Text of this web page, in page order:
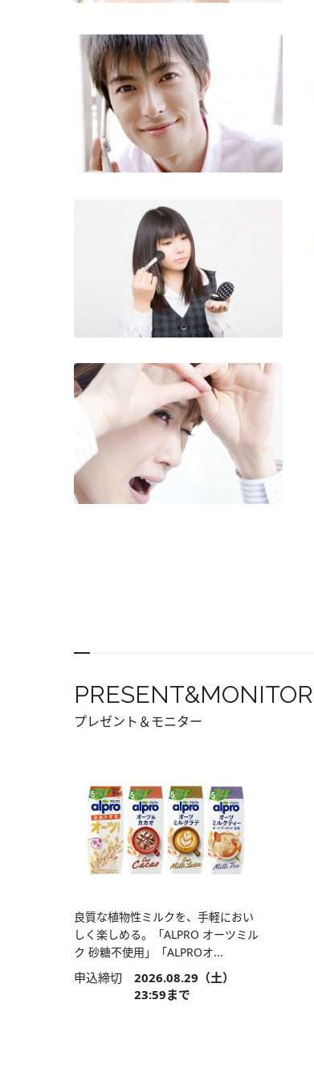
PRESENT&MONITOR
プレゼント＆モニター
良質な植物性ミルクを、手軽におい
しく楽しめる。「ALPRO オーツミル
ク 砂糖不使用」「ALPROオ...
申込締切 2026.08.29（土）
23:59まで